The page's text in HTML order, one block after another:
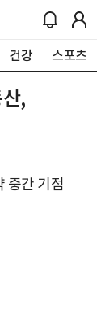
건강 스포츠
,
중간 기점